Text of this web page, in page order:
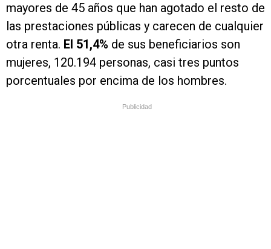
mayores de 45 años que han agotado el resto de
las prestaciones públicas y carecen de cualquier
otra renta. El 51,4% de sus beneficiarios son
mujeres, 120.194 personas, casi tres puntos
porcentuales por encima de los hombres.
Publicidad